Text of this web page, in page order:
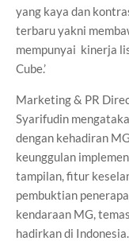
yang kaya dan
terbaru yakni
mempunyai kinerja
Cube.’
Marketing & PR
Syarifudin
dengan kehadiran
keunggulan
tampilan, fitur
pembuktian
kendaraan MG,
hadirkan di